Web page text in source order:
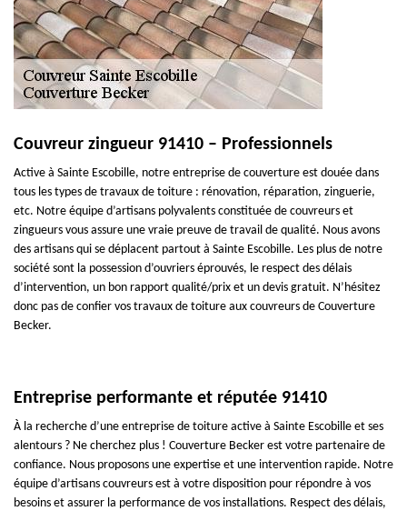
Couvreur zingueur 91410 – Professionnels
Active à Sainte Escobille, notre entreprise de couverture est douée dans
tous les types de travaux de toiture : rénovation, réparation, zinguerie,
etc. Notre équipe d’artisans polyvalents constituée de couvreurs et
zingueurs vous assure une vraie preuve de travail de qualité. Nous avons
des artisans qui se déplacent partout à Sainte Escobille. Les plus de notre
société sont la possession d’ouvriers éprouvés, le respect des délais
d’intervention, un bon rapport qualité/prix et un devis gratuit. N’hésitez
donc pas de confier vos travaux de toiture aux couvreurs de Couverture
Becker.
Entreprise performante et réputée 91410
À la recherche d’une entreprise de toiture active à Sainte Escobille et ses
alentours ? Ne cherchez plus ! Couverture Becker est votre partenaire de
confiance. Nous proposons une expertise et une intervention rapide. Notre
équipe d’artisans couvreurs est à votre disposition pour répondre à vos
besoins et assurer la performance de vos installations. Respect des délais,